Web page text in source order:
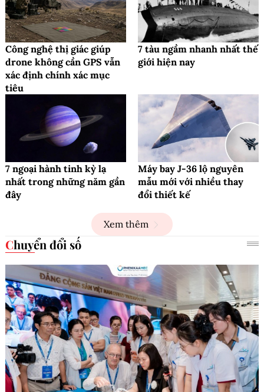
Công nghệ thị giác giúp
drone không cần GPS vẫn
xác định chính xác mục
tiêu
7 tàu ngầm nhanh nhất thế
giới hiện nay
7 ngoại hành tinh kỳ lạ
nhất trong những năm gần
đây
Máy bay J-36 lộ nguyên
mẫu mới với nhiều thay
đổi thiết kế
Xem thêm
Chuyển đổi số